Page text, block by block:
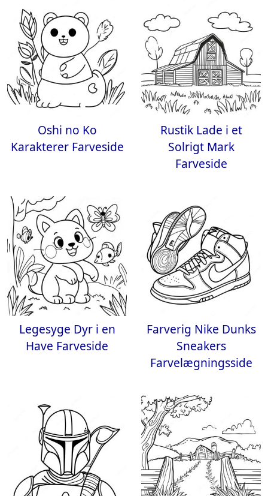
Oshi no Ko
Karakterer Farveside
Rustik Lade i et
Solrigt Mark
Farveside
Legesyge Dyr i en
Have Farveside
Farverig Nike Dunks
Sneakers
Farvelægningsside